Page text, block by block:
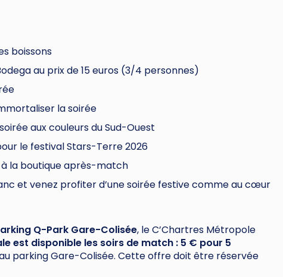
boissons
au prix de 15 euros (3/4 personnes)
la soirée
aux couleurs du Sud-Ouest
le festival Stars-Terre 2026
la boutique après-match
et venez profiter d’une soirée festive comme au cœur
Q-Park Gare-Colisée, le C’Chartres Métropole
est disponible les soirs de match : 5 € pour 5
parking Gare-Colisée. Cette offre doit être réservée